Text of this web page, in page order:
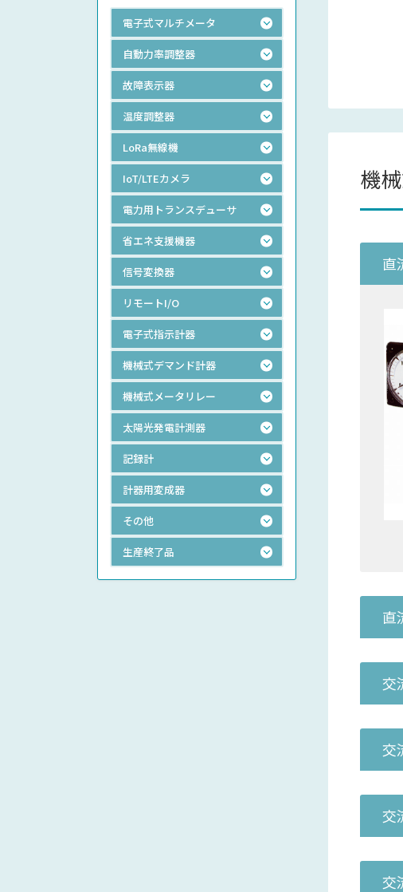
機
直
直
交
交
交
交
電子式マルチメータ
自動力率調整器
故障表示器
温度調整器
LoRa無線機
IoT/LTEカメラ
電力用トランスデューサ
省エネ支援機器
信号変換器
リモートI/O
電子式指示計器
機械式デマンド計器
機械式メータリレー
太陽光発電計測器
記録計
計器用変成器
その他
生産終了品